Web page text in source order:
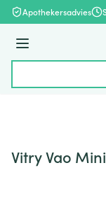
Ga naar de inhoud
Apothekersadvies
Menu
Vitry Vao